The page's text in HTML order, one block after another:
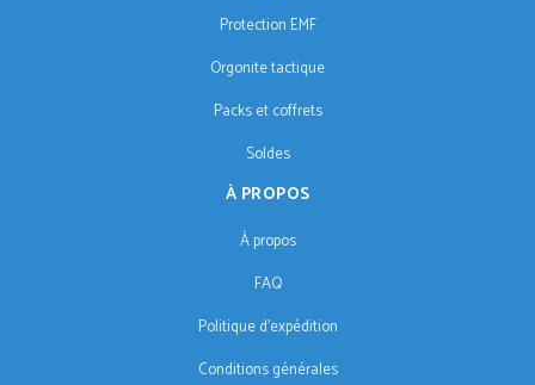
Protection EMF
Orgonite tactique
Packs et coffrets
Soldes
À PROPOS
À propos
FAQ
Politique d'expédition
Conditions générales